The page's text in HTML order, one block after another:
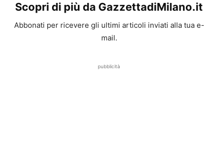
Scopri di più da GazzettadiMilano.it
Abbonati per ricevere gli ultimi articoli inviati alla tua e-
mail.
pubblicità